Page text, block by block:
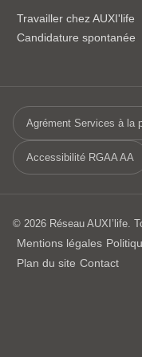
Travailler chez AUXI'life
Candidature spontanée
Agrément Services à la
Accessibilité RGAA AA
© 2026 Réseau AUXI’life.
Mentions légales
Plan du site Contact